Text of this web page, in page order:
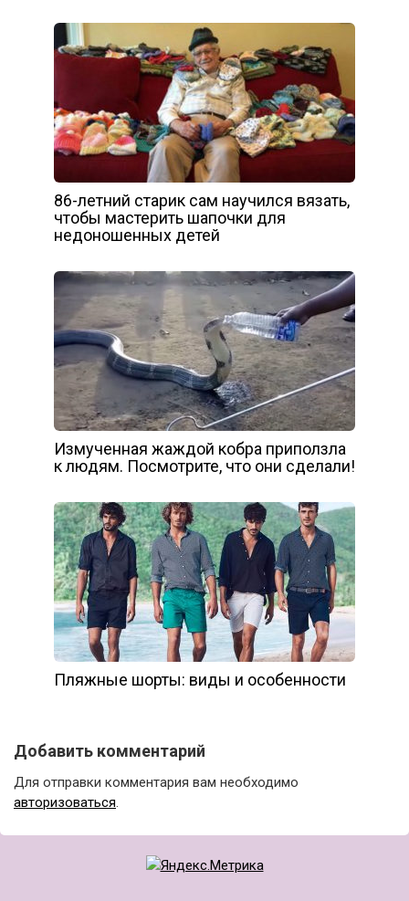
86-летний старик сам научился вязать,
чтобы мастерить шапочки для
недоношенных детей
Измученная жаждой кобра приползла
к людям. Посмотрите, что они сделали!
Пляжные шорты: виды и особенности
Добавить комментарий
Для отправки комментария вам необходимо
авторизоваться